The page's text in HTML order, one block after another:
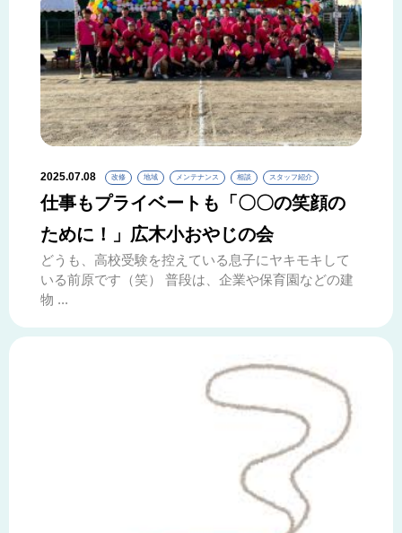
2025.07.08 改修 地域 メンテナンス 相談 スタッフ紹介
仕事もプライベートも「〇〇の笑顔の
ために！」広木小おやじの会
どうも、高校受験を控えている息子にヤキモキして
いる前原です（笑） 普段は、企業や保育園などの建
物 ...